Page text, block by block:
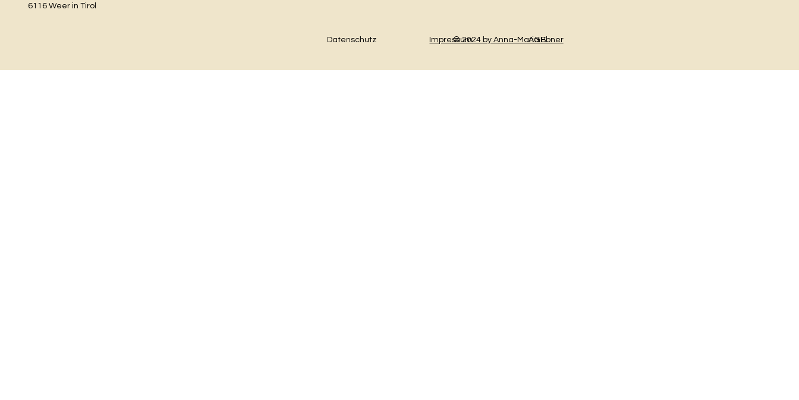
6116 Weer in Tirol
Datenschutz © 2024 by Anna-Maria Ebner
Impressum AGB